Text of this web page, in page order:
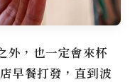
外，也一定會來杯
早餐打發，直到波